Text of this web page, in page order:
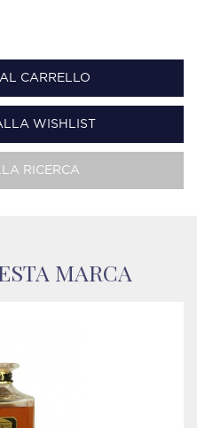
CARRELLO
WISHLIST
RICERCA
MARCA